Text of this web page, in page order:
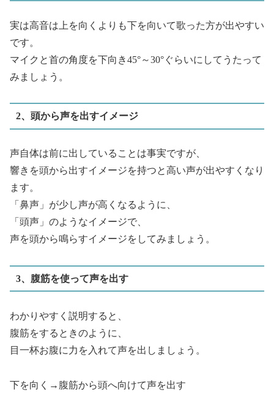
実は高音は上を向くよりも下を向いて歌った方が出やすい
です。
マイクと首の角度を下向き45°～30°ぐらいにしてうたって
みましょう。
2、頭から声を出すイメージ
声自体は前に出していることは事実ですが、
響きを頭から出すイメージを持つと高い声が出やすくなり
ます。
「鼻声」が少し声が高くなるように、
「頭声」のようなイメージで、
声を頭から鳴らすイメージをしてみましょう。
3、腹筋を使って声を出す
わかりやすく説明すると、
腹筋をするときのように、
目一杯お腹に力を入れて声を出しましょう。
下を向く→腹筋から頭へ向けて声を出す